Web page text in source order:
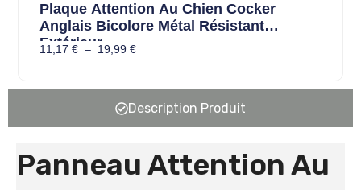
Plaque Attention Au Chien Cocker
Anglais Bicolore Métal Résistant
Extérieur
11,17 € – 19,99 €
Description Produit
Panneau Attention Au